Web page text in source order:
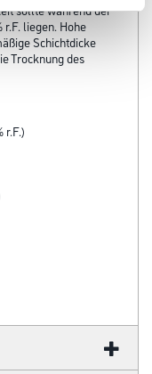
sollte während der
r.F. liegen. Hohe
Schichtdicke
Trocknung des
r.F.)